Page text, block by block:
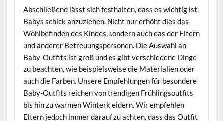
Abschließend lässt sich festhalten, dass es wichtig ist,
Babys schick anzuziehen. Nicht nur erhöht dies das
Wohlbefinden des Kindes, sondern auch das der Eltern
und anderer Betreuungspersonen. Die Auswahl an
Baby-Outfits ist groß und es gibt verschiedene Dinge
zu beachten, wie beispielsweise die Materialien oder
auch die Farben. Unsere Empfehlungen für besondere
Baby-Outfits reichen von trendigen Frühlingsoutfits
bis hin zu warmen Winterkleidern. Wir empfehlen
Eltern jedoch immer darauf zu achten, dass das Outfit